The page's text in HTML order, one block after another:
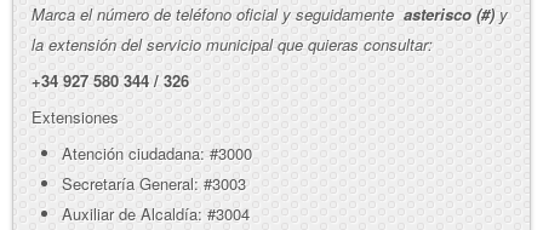
Marca el número de teléfono oficial y seguidamente asterisco (#)y
la extensión del servicio municipal que quieras consultar:
+34 927 580 344 / 326
Extensiones
Atención ciudadana: #3000
Secretaría General: #3003
Auxiliar de Alcaldía: #3004